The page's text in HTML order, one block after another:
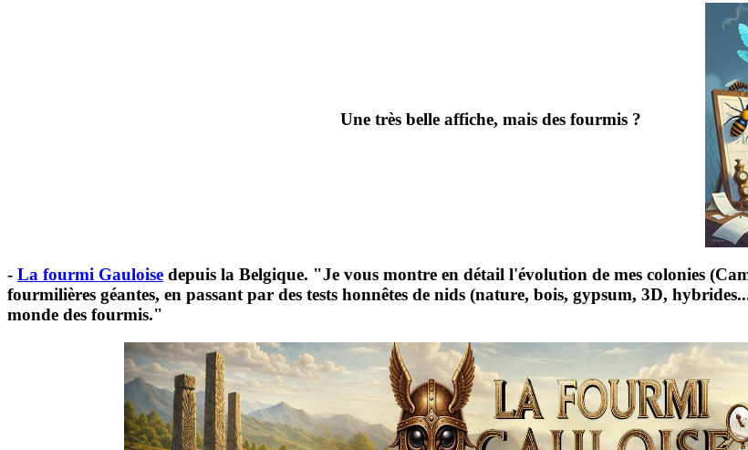
Une très belle affiche, mais des fourmis ?
- La fourmi Gauloise depuis la Belgique. "Je vous montre en détail l'évolution de mes colonies
fourmilières géantes, en passant par des tests honnêtes de nids (nature, bois, gypsum, 3D,
monde des fourmis."